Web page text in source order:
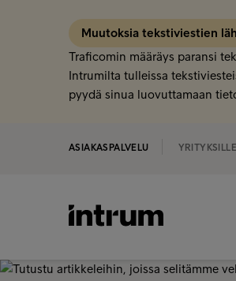
Muutoksia tekstiviestien
Traficomin määräys paransi
Intrumilta tulleissa
pyydä sinua luovuttamaan
ASIAKASPALVELU YRITYKSILLE